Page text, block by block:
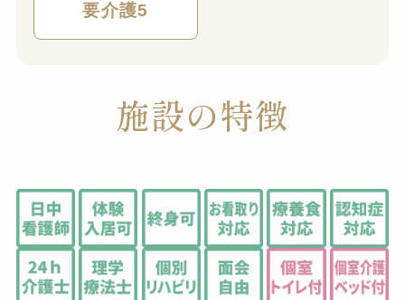
要介護5
施設の特徴